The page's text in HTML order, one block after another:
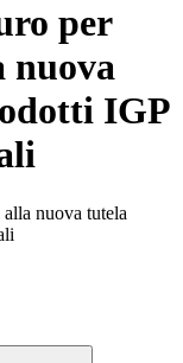
per
nuova
IGP
nuova tutela